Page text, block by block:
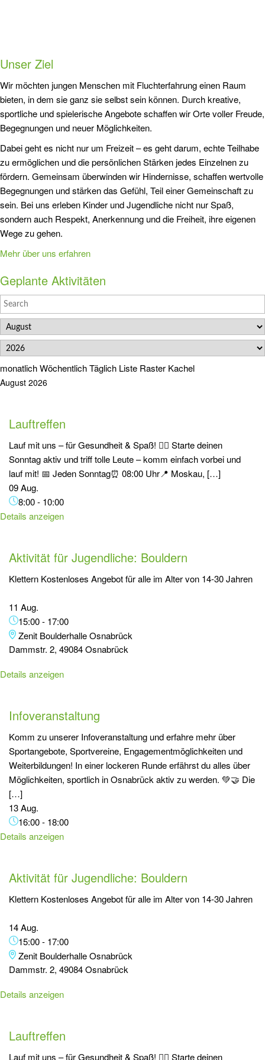
Unser Ziel
Wir möchten jungen Menschen mit Fluchterfahrung einen Raum
bieten, in dem sie ganz sie selbst sein können. Durch kreative,
sportliche und spielerische Angebote schaffen wir Orte voller Freude,
Begegnungen und neuer Möglichkeiten.
Dabei geht es nicht nur um Freizeit – es geht darum, echte Teilhabe
zu ermöglichen und die persönlichen Stärken jedes Einzelnen zu
fördern. Gemeinsam überwinden wir Hindernisse, schaffen wertvolle
Begegnungen und stärken das Gefühl, Teil einer Gemeinschaft zu
sein. Bei uns erleben Kinder und Jugendliche nicht nur Spaß,
sondern auch Respekt, Anerkennung und die Freiheit, ihre eigenen
Wege zu gehen.
Mehr über uns erfahren
Geplante Aktivitäten
monatlichWöchentlichTäglich Liste Raster Kachel
August 2026
Lauftreffen
Lauf mit uns – für Gesundheit & Spaß! 🏃‍♂️ Starte deinen
Sonntag aktiv und triff tolle Leute – komm einfach vorbei und
lauf mit! 📅 Jeden Sonntag⏰ 08:00 Uhr📍 Moskau, […]
09 Aug.
8:00- 10:00
Details anzeigen
Aktivität für Jugendliche: Bouldern
Klettern Kostenloses Angebot für alle im Alter von 14-30 Jahren
11 Aug.
15:00- 17:00
Zenit Boulderhalle Osnabrück
Dammstr. 2, 49084 Osnabrück
Details anzeigen
Infoveranstaltung
Komm zu unserer Infoveranstaltung und erfahre mehr über
Sportangebote, Sportvereine, Engagementmöglichkeiten und
Weiterbildungen! In einer lockeren Runde erfährst du alles über
Möglichkeiten, sportlich in Osnabrück aktiv zu werden. 💚🤝 Die
[…]
13 Aug.
16:00- 18:00
Details anzeigen
Aktivität für Jugendliche: Bouldern
Klettern Kostenloses Angebot für alle im Alter von 14-30 Jahren
14 Aug.
15:00- 17:00
Zenit Boulderhalle Osnabrück
Dammstr. 2, 49084 Osnabrück
Details anzeigen
Lauftreffen
Lauf mit uns – für Gesundheit & Spaß! 🏃‍♂️ Starte deinen